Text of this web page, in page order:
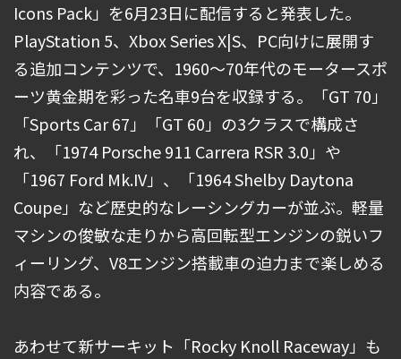
Icons Pack」を6月23日に配信すると発表した。
PlayStation 5、Xbox Series X|S、PC向けに展開す
る追加コンテンツで、1960～70年代のモータースポ
ーツ黄金期を彩った名車9台を収録する。「GT 70」
「Sports Car 67」「GT 60」の3クラスで構成さ
れ、「1974 Porsche 911 Carrera RSR 3.0」や
「1967 Ford Mk.IV」、「1964 Shelby Daytona
Coupe」など歴史的なレーシングカーが並ぶ。軽量
マシンの俊敏な走りから高回転型エンジンの鋭いフ
ィーリング、V8エンジン搭載車の迫力まで楽しめる
内容である。
あわせて新サーキット「Rocky Knoll Raceway」も